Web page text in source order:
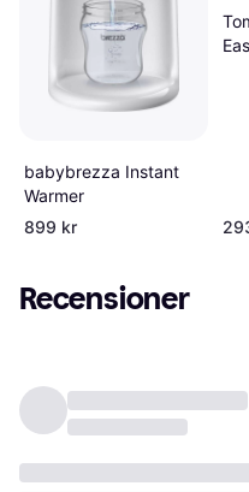
babybrezza Instant
Warmer
899 kr
Recensioner